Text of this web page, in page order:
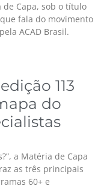
Capa, sob o título
fala do movimento
ACAD Brasil.
113
do
a Matéria de Capa
as três principais
60+ e